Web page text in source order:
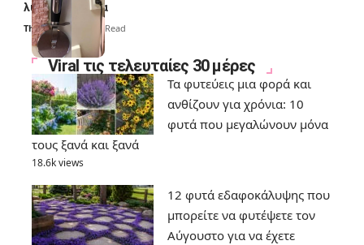
λύσουν τα χέρια
Thali Ombre 6 Min Read
Viral τις τελευταίες 30 μέρες
Τα φυτεύεις μια φορά και
ανθίζουν για χρόνια: 10
φυτά που μεγαλώνουν μόνα
τους ξανά και ξανά
18.6k views
12 φυτά εδαφοκάλυψης που
μπορείτε να φυτέψετε τον
Αύγουστο για να έχετε